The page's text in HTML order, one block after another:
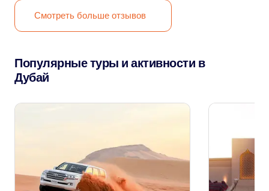
Смотреть больше отзывов
Популярные туры и активности в
Дубай